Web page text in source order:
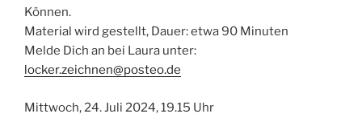
Können.
Material wird gestellt, Dauer: etwa 90 Minuten
Melde Dich an bei Laura unter:
locker.zeichnen@posteo.de
Mittwoch, 24. Juli 2024, 19.15 Uhr